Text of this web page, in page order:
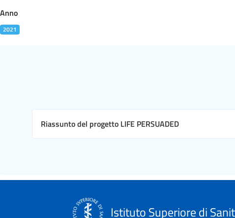
Anno
2021
Riassunto del progetto LIFE PERSUADED
Istituto Superiore di